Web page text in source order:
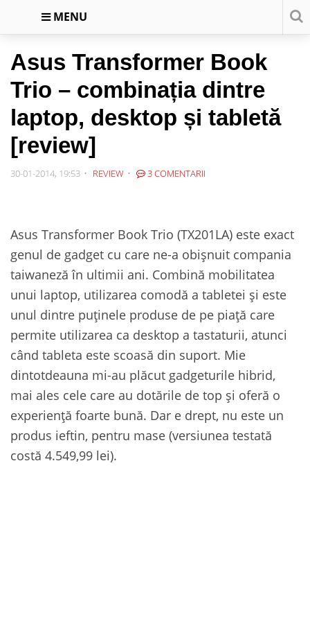
MENU
Asus Transformer Book
Trio – combinația dintre
laptop, desktop și tabletă
[review]
30-01-2014, 19:53 REVIEW 3 COMENTARII
Asus Transformer Book Trio (TX201LA) este exact
genul de gadget cu care ne-a obișnuit compania
taiwaneză în ultimii ani. Combină mobilitatea
unui laptop, utilizarea comodă a tabletei și este
unul dintre puținele produse de pe piață care
permite utilizarea ca desktop a tastaturii, atunci
când tableta este scoasă din suport. Mie
dintotdeauna mi-au plăcut gadgeturile hibrid,
mai ales cele care au dotările de top și oferă o
experiență foarte bună. Dar e drept, nu este un
produs ieftin, pentru mase (versiunea testată
costă 4.549,99 lei).